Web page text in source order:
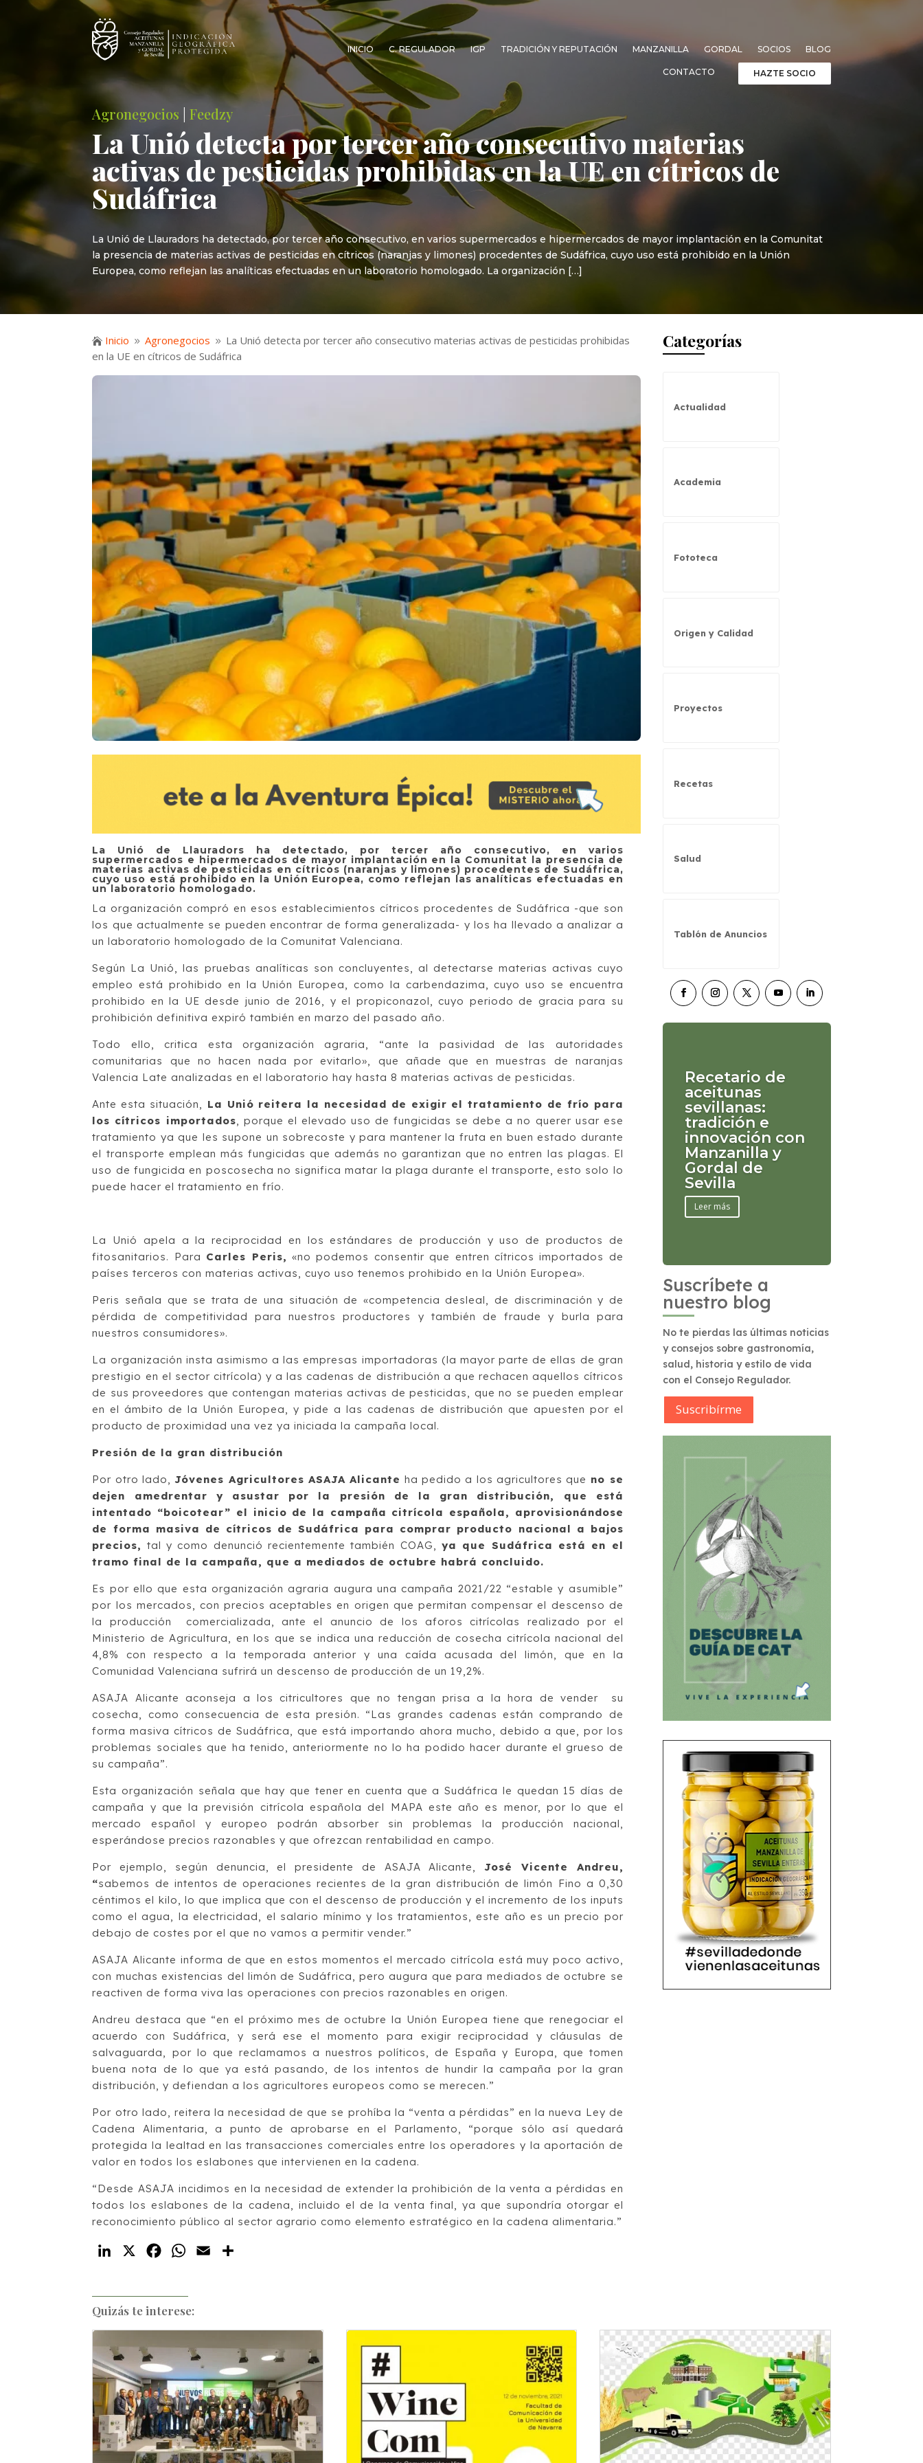
INICIO C. REGULADOR IGP TRADICIÓN Y REPUTACIÓN MANZANILLA GORDAL SOCIOS BLOG
CONTACTO HAZTE SOCIO
Agronegocios |Feedzy
La Unió detecta por tercer año consecutivo materias
activas de pesticidas prohibidas en la UE en cítricos de
Sudáfrica
La Unió de Llauradors ha detectado, por tercer año consecutivo, en varios supermercados e hipermercados de mayor implantación en la Comunitat
la presencia de materias activas de pesticidas en cítricos (naranjas y limones) procedentes de Sudáfrica, cuyo uso está prohibido en la Unión
Europea, como reflejan las analíticas efectuadas en un laboratorio homologado. La organización […]
 Inicio 9 Agronegocios 9 La Unió detecta por tercer año consecutivo materias activas de pesticidas prohibidas
en la UE en cítricos de Sudáfrica
La Unió de Llauradors ha detectado, por tercer año consecutivo, en varios
supermercados e hipermercados de mayor implantación en la Comunitat la presencia de
materias activas de pesticidas en cítricos (naranjas y limones) procedentes de Sudáfrica,
cuyo uso está prohibido en la Unión Europea, como reflejan las analíticas efectuadas en
un laboratorio homologado.
La organización compró en esos establecimientos cítricos procedentes de Sudáfrica -que son
los que actualmente se pueden encontrar de forma generalizada- y los ha llevado a analizar a
un laboratorio homologado de la Comunitat Valenciana.
Según La Unió, las pruebas analíticas son concluyentes, al detectarse materias activas cuyo
empleo está prohibido en la Unión Europea, como la carbendazima, cuyo uso se encuentra
prohibido en la UE desde junio de 2016, y el propiconazol, cuyo periodo de gracia para su
prohibición definitiva expiró también en marzo del pasado año.
Todo ello, critica esta organización agraria, “ante la pasividad de las autoridades
comunitarias que no hacen nada por evitarlo», que añade que en muestras de naranjas
Valencia Late analizadas en el laboratorio hay hasta 8 materias activas de pesticidas.
Ante esta situación,
La Unió reitera la necesidad de exigir el tratamiento de frío para
los cítricos importados , porque el elevado uso de fungicidas se debe a no querer usar ese
tratamiento ya que les supone un sobrecoste y para mantener la fruta en buen estado durante
el transporte emplean más fungicidas que además no garantizan que no entren las plagas. El
uso de fungicida en poscosecha no significa matar la plaga durante el transporte, esto solo lo
puede hacer el tratamiento en frío.
La Unió apela a la reciprocidad en los estándares de producción y uso de productos de
fitosanitarios. Para Carles Peris, «no podemos consentir que entren cítricos importados de
países terceros con materias activas, cuyo uso tenemos prohibido en la Unión Europea».
Peris señala que se trata de una situación de «competencia desleal, de discriminación y de
pérdida de competitividad para nuestros productores y también de fraude y burla para
nuestros consumidores».
La organización insta asimismo a las empresas importadoras (la mayor parte de ellas de gran
prestigio en el sector citrícola) y a las cadenas de distribución a que rechacen aquellos cítricos
de sus proveedores que contengan materias activas de pesticidas, que no se pueden emplear
en el ámbito de la Unión Europea, y pide a las cadenas de distribución que apuesten por el
producto de proximidad una vez ya iniciada la campaña local.
Presión de la gran distribución
Por otro lado,Jóvenes Agricultores ASAJA Alicante ha pedido a los agricultores que no se
dejen amedrentar y asustar por la presión de la gran distribución, que está
intentado “boicotear” el inicio de la campaña citrícola española, aprovisionándose
de forma masiva de cítricos de Sudáfrica para comprar producto nacional a bajos
precios, tal y como denunció recientemente también COAG,ya que Sudáfrica está en el
tramo final de la campaña, que a mediados de octubre habrá concluido.
Es por ello que esta organización agraria augura una campaña 2021/22 “estable y asumible”
por los mercados, con precios aceptables en origen que permitan compensar el descenso de
la producción comercializada, ante el anuncio de los aforos citrícolas realizado por el
Ministerio de Agricultura, en los que se indica una reducción de cosecha citrícola nacional del
4,8% con respecto a la temporada anterior y una caída acusada del limón, que en la
Comunidad Valenciana sufrirá un descenso de producción de un 19,2%.
ASAJA Alicante aconseja a los citricultores que no tengan prisa a la hora de vender su
cosecha, como consecuencia de esta presión. “Las grandes cadenas están comprando de
forma masiva cítricos de Sudáfrica, que está importando ahora mucho, debido a que, por los
problemas sociales que ha tenido, anteriormente no lo ha podido hacer durante el grueso de
su campaña”.
Esta organización señala que hay que tener en cuenta que a Sudáfrica le quedan 15 días de
campaña y que la previsión citrícola española del MAPA este año es menor, por lo que el
mercado español y europeo podrán absorber sin problemas la producción nacional,
esperándose precios razonables y que ofrezcan rentabilidad en campo.
Por ejemplo, según denuncia, el presidente de ASAJA Alicante,José Vicente Andreu,
“sabemos de intentos de operaciones recientes de la gran distribución de limón Fino a 0,30
céntimos el kilo, lo que implica que con el descenso de producción y el incremento de los inputs
como el agua, la electricidad, el salario mínimo y los tratamientos, este año es un precio por
debajo de costes por el que no vamos a permitir vender.”
ASAJA Alicante informa de que en estos momentos el mercado citrícola está muy poco activo,
con muchas existencias del limón de Sudáfrica, pero augura que para mediados de octubre se
reactiven de forma viva las operaciones con precios razonables en origen.
Andreu destaca que “en el próximo mes de octubre la Unión Europea tiene que renegociar el
acuerdo con Sudáfrica, y será ese el momento para exigir reciprocidad y cláusulas de
salvaguarda, por lo que reclamamos a nuestros políticos, de España y Europa, que tomen
buena nota de lo que ya está pasando, de los intentos de hundir la campaña por la gran
distribución, y defiendan a los agricultores europeos como se merecen.”
Por otro lado, reitera la necesidad de que se prohíba la “venta a pérdidas” en la nueva Ley de
Cadena Alimentaria, a punto de aprobarse en el Parlamento, “porque sólo así quedará
protegida la lealtad en las transacciones comerciales entre los operadores y la aportación de
valor en todos los eslabones que intervienen en la cadena.
“Desde ASAJA incidimos en la necesidad de extender la prohibición de la venta a pérdidas en
todos los eslabones de la cadena, incluido el de la venta final, ya que supondría otorgar el
reconocimiento público al sector agrario como elemento estratégico en la cadena alimentaria.”
LinkedIn
X FacebookWhatsApp
Email
Categorías
Actualidad
Academia
Fototeca
Origen y Calidad
Proyectos
Recetas
Salud
Tablón de Anuncios
Recetario de
aceitunas
sevillanas:
tradición e
innovación con
Manzanilla y
Gordal de
Sevilla
Leer más
Suscríbete a
nuestro blog
No te pierdas las últimas noticias
y consejos sobre gastronomía,
salud, historia y estilo de vida
con el Consejo Regulador.
Suscribírme
Quizás te interese: